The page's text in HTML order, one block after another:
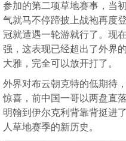
参加的第二项草地赛事，当
气就马不停蹄披上战袍再度
冠就遭遇一轮游就行了。现
强，这表现已经超出了外界
大雅，完全可以放开打了。
外界对布云朝克特的低期待
惊喜，前中国一哥以两盘直
明翰到伊尔克利背靠背挺进
人草地赛季的新历史。